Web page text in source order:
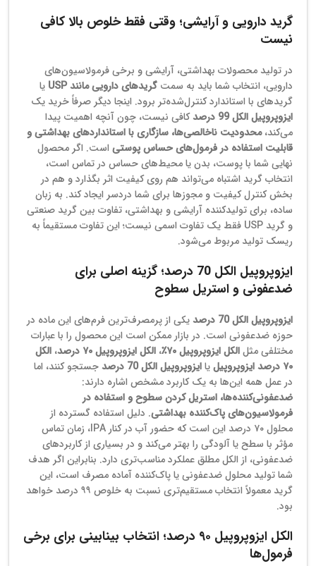
گرید دارویی و آرایشی؛ وقتی فقط خلوص بالا کافی
نیست
در تولید محصولات بهداشتی، آرایشی و برخی فرمولاسیون‌های
دارویی، انتخاب شما باید به سمت گریدهای دارویی مانند USP
یا
گریدهای با استاندارد کنترل‌شده‌تر برود. اینجا دیگر صرفاً خرید یک
ایزوپروپیل الکل 99 درصد
کافی نیست، چون آنچه اهمیت پیدا
می‌کند،محدودیت ناخالصی‌ها، سازگاری با استانداردهای بهداشتی و
قابلیت استفاده در فرمول‌های حساس پوستی است. اگر محصول
نهایی شما با پوست، بدن یا محیط‌های حساس در تماس است،
انتخاب گرید اشتباه می‌تواند هم روی کیفیت اثر بگذارد و هم در
بخش کنترل کیفیت و مجوزها برای شما دردسر ایجاد کند. به زبان
ساده، برای تولیدکننده آرایشی و بهداشتی، تفاوت بین گرید صنعتی
و گرید USP فقط یک تفاوت اسمی نیست؛ این تفاوت مستقیماً به
ریسک تولید مربوط می‌شود.
ایزوپروپیل الکل 70 درصد؛ گزینه اصلی برای
ضدعفونی و استریل سطوح
ایزوپروپیل الکل 70 درصد
یکی از پرمصرف‌ترین فرم‌های این ماده در
حوزه ضدعفونی است. در بازار ممکن است این محصول را با عبارات
مختلفی مثلالکل ایزوپروپیل ۷۰٪ ، الکل ایزوپروپیل ۷۰ درصد ، الکل
۷۰ درصد ایزوپروپیل
یاایزوپروپیل الکل 70 درصد
جستجو کنند، اما
در عمل همه این‌ها به یک کاربرد مشخص اشاره دارند:
ضدعفونی‌کننده‌ها، استریل کردن سطوح و استفاده در
فرمولاسیون‌های پاک‌کننده بهداشتی. دلیل استفاده گسترده از
محلول ۷۰ درصد این است که حضور آب در کنار IPA، زمان تماس
مؤثر با سطح یا آلودگی را بهتر می‌کند و در بسیاری از کاربردهای
ضدعفونی، از الکل مطلق عملکرد مناسب‌تری دارد. بنابراین اگر هدف
شما تولید محلول ضدعفونی یا پاک‌کننده آماده مصرف است، این
گرید معمولاً انتخاب مستقیم‌تری نسبت به خلوص ۹۹ درصد خواهد
بود.
الکل ایزوپروپیل ۹۰ درصد؛ انتخاب بینابینی برای برخی
فرمول‌ها